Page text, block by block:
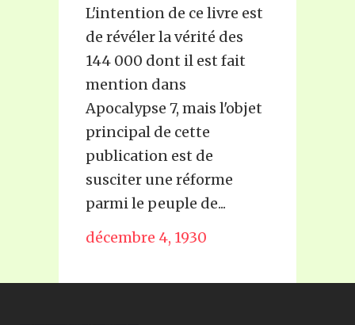
L'intention de ce livre est
de révéler la vérité des
144 000 dont il est fait
mention dans
Apocalypse 7, mais l'objet
principal de cette
publication est de
susciter une réforme
parmi le peuple de...
décembre 4, 1930